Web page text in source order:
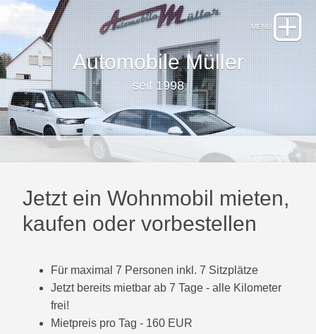
Automobile Müller
seit 1998
Jetzt ein Wohnmobil mieten,
kaufen oder vorbestellen
Für maximal 7 Personen inkl. 7 Sitzplätze
Jetzt bereits mietbar ab 7 Tage - alle Kilometer
frei!
Mietpreis pro Tag - 160 EUR